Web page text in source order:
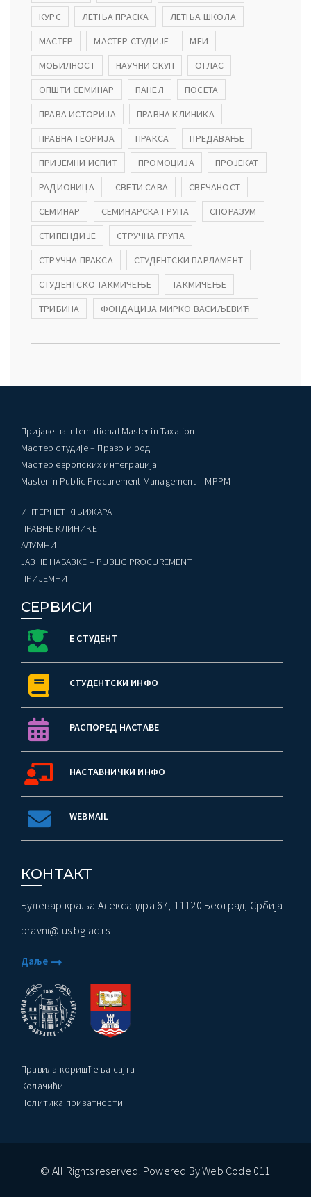
КУРС
ЛЕТЊА ПРАСКА
ЛЕТЊА ШКОЛА
МАСТЕР
МАСТЕР СТУДИЈЕ
МЕИ
МОБИЛНОСТ
НАУЧНИ СКУП
ОГЛАС
ОПШТИ СЕМИНАР
ПАНЕЛ
ПОСЕТА
ПРАВА ИСТОРИЈА
ПРАВНА КЛИНИКА
ПРАВНА ТЕОРИЈА
ПРАКСА
ПРЕДАВАЊЕ
ПРИЈЕМНИ ИСПИТ
ПРОМОЦИЈА
ПРОЈЕКАТ
РАДИОНИЦА
СВЕТИ САВА
СВЕЧАНОСТ
СЕМИНАР
СЕМИНАРСКА ГРУПА
СПОРАЗУМ
СТИПЕНДИЈЕ
СТРУЧНА ГРУПА
СТРУЧНА ПРАКСА
СТУДЕНТСКИ ПАРЛАМЕНТ
СТУДЕНТСКО ТАКМИЧЕЊЕ
ТАКМИЧЕЊЕ
ТРИБИНА
ФОНДАЦИЈА МИРКО ВАСИЉЕВИЋ
Пријаве за International Master in Taxation
Мастер студије – Право и род
Мастер европских интеграција
Master in Public Procurement Management – MPPM
ИНТЕРНЕТ КЊИЖАРА
ПРАВНЕ КЛИНИКЕ
AЛУМНИ
ЈАВНЕ НАБАВКЕ – PUBLIC PROCUREMENT
ПРИЈЕМНИ
СЕРВИСИ
Е СТУДЕНТ
СТУДЕНТСКИ ИНФО
РАСПОРЕД НАСТАВЕ
НАСТАВНИЧКИ ИНФО
WEBMAIL
КОНТАКТ
Булевар краља Александра 67, 11120 Београд, Србија
pravni@ius.bg.ac.rs
Даље
Правила коришћења сајта
Колачићи
Политика приватности
© All Rights reserved. Powered By Web Code 011